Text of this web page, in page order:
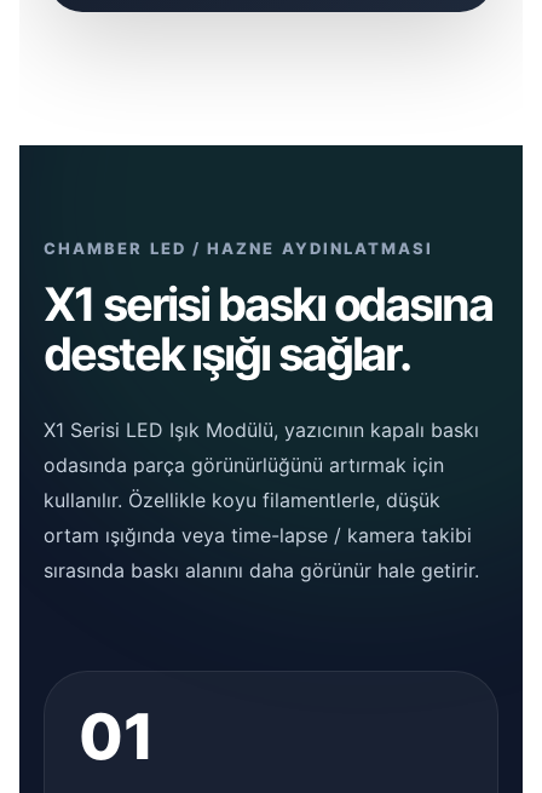
CHAMBER LED / HAZNE AYDINLATMASI
X1 serisi baskı odasına
destek ışığı sağlar.
X1 Serisi LED Işık Modülü, yazıcının kapalı baskı
odasında parça görünürlüğünü artırmak için
kullanılır. Özellikle koyu filamentlerle, düşük
ortam ışığında veya time-lapse / kamera takibi
sırasında baskı alanını daha görünür hale getirir.
01